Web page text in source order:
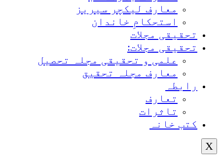
معارف لیکچر سیریز
استحکامِ خاندان
تحقیقی مجلات
تحقیقی مجلات:
علمی و تحقیقی مجلہ تحصیل
معارف مجلہ تحقیق
رابطہ
تعارف
تاثرات
کتب خانہ
X